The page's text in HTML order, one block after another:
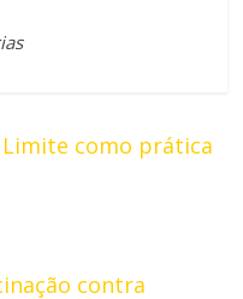
Limite como prática
contra